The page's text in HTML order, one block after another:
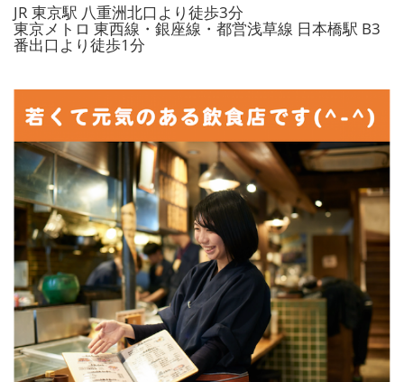
JR 東京駅 八重洲北口より徒歩3分
東京メトロ 東西線・銀座線・都営浅草線 日本橋駅 B3
番出口より徒歩1分